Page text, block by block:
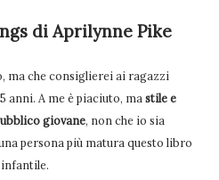
di Aprilynne Pike
ma che consiglierei ai ragazzi
anni. A me è piaciuto, mastile e
giovane, non che io sia
persona più matura questo libro